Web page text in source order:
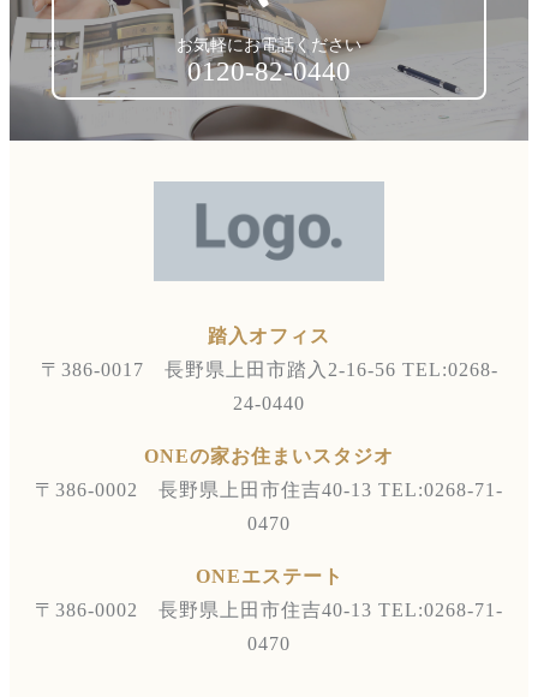
お気軽にお電話ください
0120-82-0440
踏入オフィス
〒386-0017 長野県上田市踏入2-16-56 TEL:0268-
24-0440
ONEの家お住まいスタジオ
〒386-0002 長野県上田市住吉40-13 TEL:0268-71-
0470
ONEエステート
〒386-0002 長野県上田市住吉40-13 TEL:0268-71-
0470